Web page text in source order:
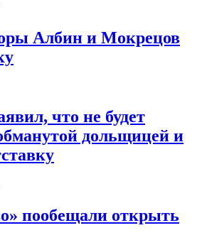
Албин и Мокрецов
что не будет
дольщицей и
пообещали открыть